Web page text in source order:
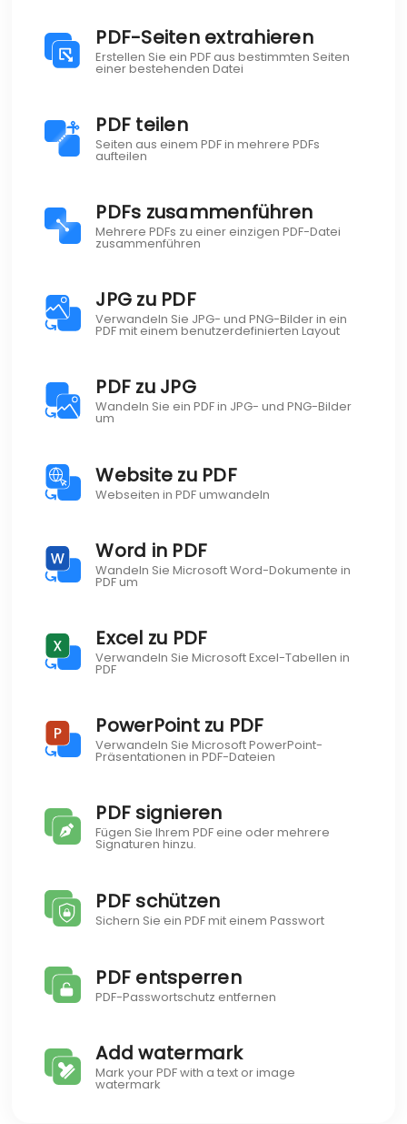
PDF-Seiten extrahieren
Erstellen Sie ein PDF aus bestimmten Seiten
einer bestehenden Datei
PDF teilen
Seiten aus einem PDF in mehrere PDFs
aufteilen
PDFs zusammenführen
Mehrere PDFs zu einer einzigen PDF-Datei
zusammenführen
JPG zu PDF
Verwandeln Sie JPG- und PNG-Bilder in ein
PDF mit einem benutzerdefinierten Layout
PDF zu JPG
Wandeln Sie ein PDF in JPG- und PNG-Bilder
um
Website zu PDF
Webseiten in PDF umwandeln
Word in PDF
Wandeln Sie Microsoft Word-Dokumente in
PDF um
Excel zu PDF
Verwandeln Sie Microsoft Excel-Tabellen in
PDF
PowerPoint zu PDF
Verwandeln Sie Microsoft PowerPoint-
Präsentationen in PDF-Dateien
PDF signieren
Fügen Sie Ihrem PDF eine oder mehrere
Signaturen hinzu.
PDF schützen
Sichern Sie ein PDF mit einem Passwort
PDF entsperren
PDF-Passwortschutz entfernen
Add watermark
Mark your PDF with a text or image
watermark